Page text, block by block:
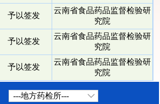
予以签发
云南省食品药品监督检验研
究院
予以签发
云南省食品药品监督检验研
究院
予以签发
云南省食品药品监督检验研
究院
---地方药检所---